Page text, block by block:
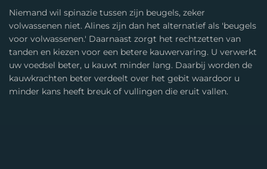
Niemand wil spinazie tussen zijn beugels, zeker
volwassenen niet. Alines zijn dan het alternatief als 'beugels
voor volwassenen.' Daarnaast zorgt het rechtzetten van
tanden en kiezen voor een betere kauwervaring. U verwerkt
uw voedsel beter, u kauwt minder lang. Daarbij worden de
kauwkrachten beter verdeelt over het gebit waardoor u
minder kans heeft breuk of vullingen die eruit vallen.